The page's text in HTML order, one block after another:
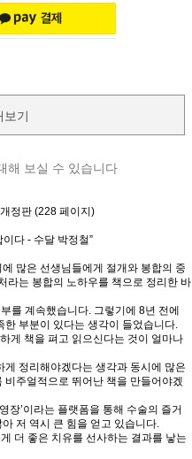
보기
해 보실 수 있습니다
정판 (228 페이지)
다 - 수달 박정철”
많은 선생님들에게 절개와 봉합의 중
라는 봉합의 노하우를 책으로 정리한 바
를 계속했습니다. 그렇기에 8년 전에
부분이 있다는 생각이 들었습니다.
게 책을 펴고 읽으신다는 것이 얼마나
정리해야겠다는 생각과 동시에 많은
주얼적으로 뛰어난 책을 만들어야겠
장’이라는 플랫폼을 통해 수술의 즐거
저 역시 큰 힘을 얻고 있습니다.
더 좋은 치유를 선사하는 결과를 낳는